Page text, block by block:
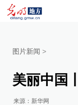
图片新闻 >
美丽中国
来源： 新华网